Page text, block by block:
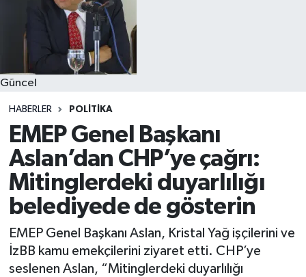
Güncel
HABERLER POLITIKA
EMEP Genel Başkanı
Aslan’dan CHP’ye çağrı:
Mitinglerdeki duyarlılığı
belediyede de gösterin
EMEP Genel Başkanı Aslan, Kristal Yağ işçilerini ve
İzBB kamu emekçilerini ziyaret etti. CHP’ye
seslenen Aslan, “Mitinglerdeki duyarlılığı